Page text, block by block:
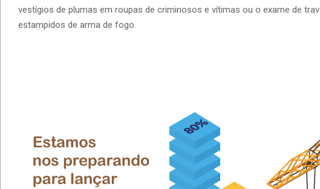
vestígios de plumas em roupas de criminosos e vítimas ou o exame de
estampidos de arma de fogo.